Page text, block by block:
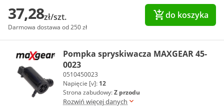
37,28zł/szt.
Darmowa dostawa od 250 zł
do koszyka
Pompka spryskiwacza MAXGEAR 45-
0023
0510450023
Napięcie [v]: 12
Strona zabudowy:Z przodu
Rozwiń więcej danych